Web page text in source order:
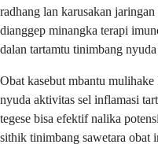
radhang lan karusakan
dianggep minangka terapi
dalan tartamtu tinimbang
Obat kasebut mbantu
nyuda aktivitas sel inflamasi
tegese bisa efektif nalika
sithik tinimbang sawetara obat